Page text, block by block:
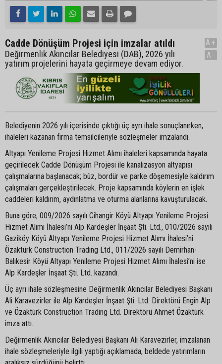
Cadde Dönüşüm Projesi için imzalar atıldı
Değirmenlik Akıncılar Belediyesi (DAB), 2026 yılı
yatırım projelerini hayata geçirmeye devam ediyor.
A+
A-
Belediyenin 2026 yılı içerisinde çıktığı üç ayrı ihale sonuçlanırken,
ihaleleri kazanan firma temsilcileriyle sözleşmeler imzalandı.
Altyapı Yenileme Projesi Hizmet Alımı ihaleleri kapsamında hayata
geçirilecek Cadde Dönüşüm Projesi ile kanalizasyon altyapısı
çalışmalarına başlanacak; büz, bordür ve parke döşemesiyle kaldırım
çalışmaları gerçekleştirilecek. Proje kapsamında köylerin en işlek
caddeleri kaldırım, aydınlatma ve oturma alanlarına kavuşturulacak.
Buna göre, 009/2026 sayılı Cihangir Köyü Altyapı Yenileme Projesi
Hizmet Alımı İhalesi’ni Alp Kardeşler İnşaat Şti. Ltd., 010/2026 sayılı
Gaziköy Köyü Altyapı Yenileme Projesi Hizmet Alımı İhalesi’ni
Özaktürk Construction Trading Ltd., 011/2026 sayılı Demirhan-
Balıkesir Köyü Altyapı Yenileme Projesi Hizmet Alımı İhalesi’ni ise
Alp Kardeşler İnşaat Şti. Ltd. kazandı.
Üç ayrı ihale sözleşmesine Değirmenlik Akıncılar Belediyesi Başkanı
Ali Karavezirler ile Alp Kardeşler İnşaat Şti. Ltd. Direktörü Engin Alp
ve Özaktürk Construction Trading Ltd. Direktörü Ahmet Özaktürk
imza attı.
Değirmenlik Akıncılar Belediyesi Başkanı Ali Karavezirler, imzalanan
ihale sözleşmeleriyle ilgili yaptığı açıklamada, beldede yatırımların